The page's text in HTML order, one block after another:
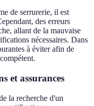
de serrurerie, il est
des erreurs
allant de la mauvaise
nécessaires. Dans
à éviter afin de
et assurances
la recherche d'un